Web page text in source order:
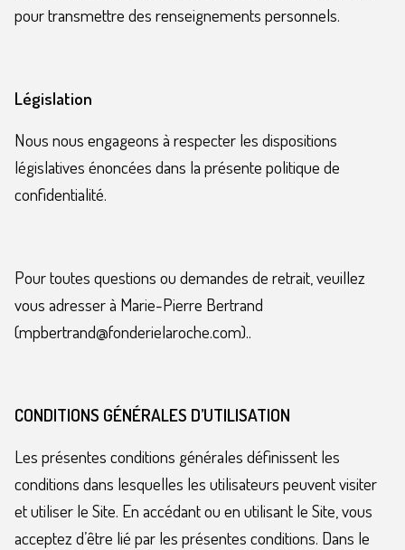
pour transmettre des renseignements personnels.
Législation
Nous nous engageons à respecter les dispositions
législatives énoncées dans la présente politique de
confidentialité.
Pour toutes questions ou demandes de retrait, veuillez
vous adresser à Marie-Pierre Bertrand
(mpbertrand@fonderielaroche.com)..
CONDITIONS GÉNÉRALES D’UTILISATION
Les présentes conditions générales définissent les
conditions dans lesquelles les utilisateurs peuvent visiter
et utiliser le Site. En accédant ou en utilisant le Site, vous
acceptez d’être lié par les présentes conditions. Dans le